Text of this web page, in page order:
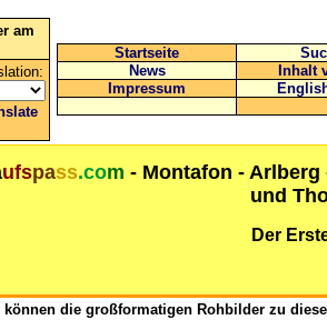
am
Startseite
News
Inhalt
Impressum
ufspass.com - Montafon - Arlberg
und
Der
können die großformatigen Rohbilder zu